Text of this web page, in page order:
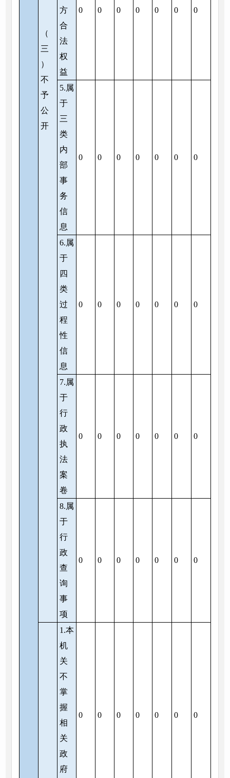
（
三
）
不
予
公
开
方
合
法
权
益
0 0 0 0 0 0 0
5.属
于
三
类
内
部
事
务
信
息
0 0 0 0 0 0 0
6.属
于
四
类
过
程
性
信
息
0 0 0 0 0 0 0
7.属
于
行
政
执
法
案
卷
0 0 0 0 0 0 0
8.属
于
行
政
查
询
事
项
0 0 0 0 0 0 0
1.本
机
关
不
掌
握
相
关
政
府
0 0 0 0 0 0 0